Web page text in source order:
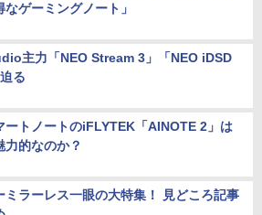
なゲーミングノート」
主力「NEO Stream 3」「NEO iDSD
る
ートノートのiFLYTEK「AINOTE 2」は
力的なのか？
ミラーレス一眼の大特集！ 見どころ記事